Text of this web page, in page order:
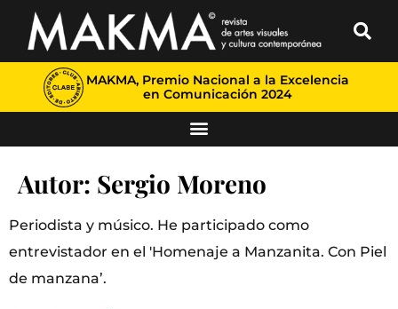
MAKMA, Premio Nacional a la Excelencia
en Comunicación 2024
Autor: Sergio Moreno
Periodista y músico. He participado como
entrevistador en el 'Homenaje a Manzanita. Con Piel
de manzana’.